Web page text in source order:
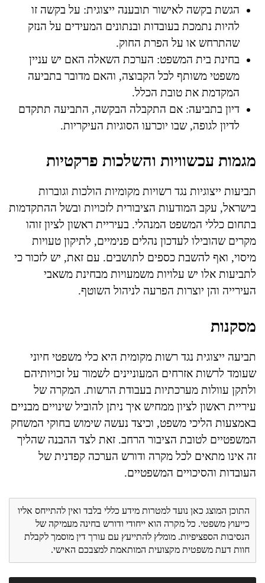
הגשת בקשה לאישור תובענה ייצוגית: על בקשה זו
להיות נתמכת בעובדות ובנתונים המעידים על הנזק
שהתרחש או על הפרת החוק.
בחינת בית המשפט: הערכת השאלה האם יש עניין
משפטי משותף לכל הקבוצה, והאם מדובר בתביעה
המקדמת את טובת הכלל.
דיון בתביעה: אם התקבלה הבקשה, התביעה תתקדם
לדיון לגופה, שבו יוכרעו הסוגיות העיקריות.
מגמות עכשוויות והשלכות פרקטיות
תביעות ייצוגיות נגד רשויות מקומיות הולכות וגוברות
בישראל, עקב המודעות הציבורית לזכויות ובשל ההתקדמות
בתחום כללי המשפט המנהלי. בעיריית ראשון לציון זוהו
מקרים שהובילו לעדכון נהלים פנימיים, לתיקון טעויות
מיסוי, ואף להשבת כספים לתושבים. עם זאת, יש לזכור כי
לתביעות אלו יש עלויות משמעויות מבחינת משאבי
העירייה והן יוצרות הפרעה לניהול השוטף.
מסקנות
תביעה ייצוגית נגד רשות מקומית היא כלי משפטי חיוני
שעומד לרשות אזרחים המעוניינים לשמור על זכויותיהם
ולתקן עוולות מערכתיות בעבודת הרשות. המקרה של
עיריית ראשון לציון ממחיש איך ניתן להוביל שינויים מבניים
באמצעות הליכי משפט, וכיצד נעשה שימוש בחוקי המשחק
המשפטיים לטובת הציבור הרחב. זאת לצד ההבנה שהליך
זה אינו מתאים לכל מקרה ודורש הערכה קפדנית של
העובדות והסיכויים המשפטיים.
התוכן המוצג כאן נועד למטרות מידע כללי בלבד ואין להתייחס אליו
כייעוץ משפטי. כל מקרה הוא ייחודי ודורש בחינה מעמיקה של
הנסיבות הספציפיות. מומלץ להתייעץ עם עורך דין מוסמך לקבלת
חוות דעת משפטית מקצועית המותאמת למצבכם האישי.